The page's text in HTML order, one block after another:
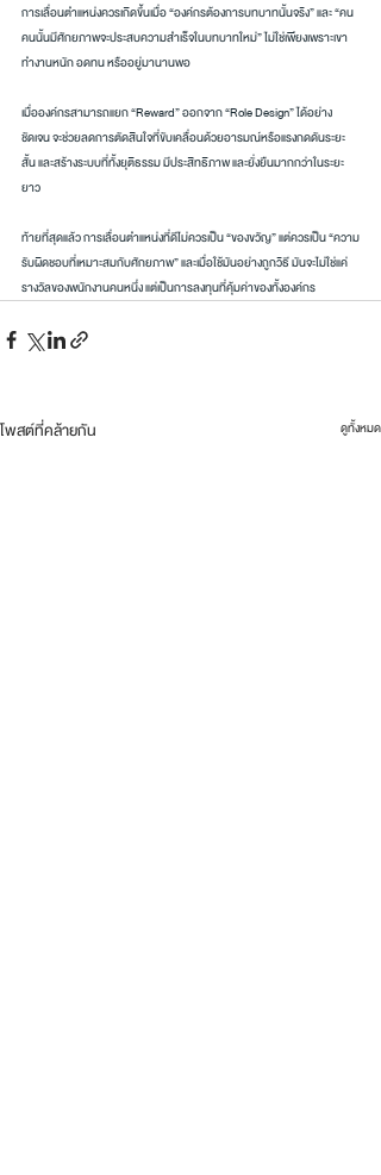
การเลื่อนตำแหน่งควรเกิดขึ้นเมื่อ “องค์กรต้องการบทบาทนั้นจริง” และ “คน
คนนั้นมีศักยภาพจะประสบความสำเร็จในบทบาทใหม่” ไม่ใช่เพียงเพราะเขา
ทำงานหนัก อดทน หรืออยู่มานานพอ
เมื่อองค์กรสามารถแยก “Reward” ออกจาก “Role Design” ได้อย่าง
ชัดเจน จะช่วยลดการตัดสินใจที่ขับเคลื่อนด้วยอารมณ์หรือแรงกดดันระยะ
สั้น และสร้างระบบที่ทั้งยุติธรรม มีประสิทธิภาพ และยั่งยืนมากกว่าในระยะ
ยาว
ท้ายที่สุดแล้ว การเลื่อนตำแหน่งที่ดีไม่ควรเป็น “ของขวัญ” แต่ควรเป็น “ความ
รับผิดชอบที่เหมาะสมกับศักยภาพ” และเมื่อใช้มันอย่างถูกวิธี มันจะไม่ใช่แค่
รางวัลของพนักงานคนหนึ่ง แต่เป็นการลงทุนที่คุ้มค่าของทั้งองค์กร
โพสต์ที่คล้ายกัน ดูทั้งหมด